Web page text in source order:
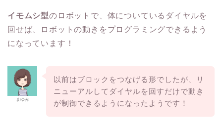
イモムシ型のロボットで、体についているダイヤルを
回せば、ロボットの動きをプログラミングできるよう
になっています！
まゆみ
以前はブロックをつなげる形でしたが、リ
ニューアルしてダイヤルを回すだけで動き
が制御できるようになったようです！